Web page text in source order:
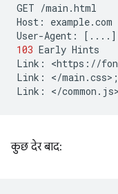
GET /main.html
Host:
example.com
User-Agent:
[ .... ]
103 Early Hints
Link:
<https://
Link:
</main.css> ;
Link:
</common.js>
कुछ देर बाद: